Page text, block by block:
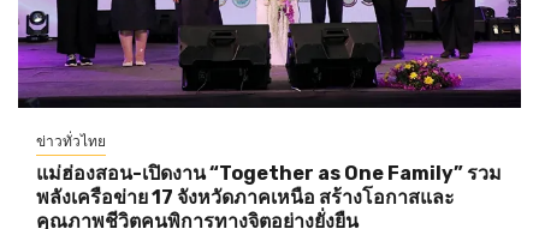
ข่าวทั่วไทย
แม่ฮ่องสอน-เปิดงาน “Together as One Family” รวม
พลังเครือข่าย 17 จังหวัดภาคเหนือ สร้างโอกาสและ
คุณภาพชีวิตคนพิการทางจิตอย่างยั่งยืน